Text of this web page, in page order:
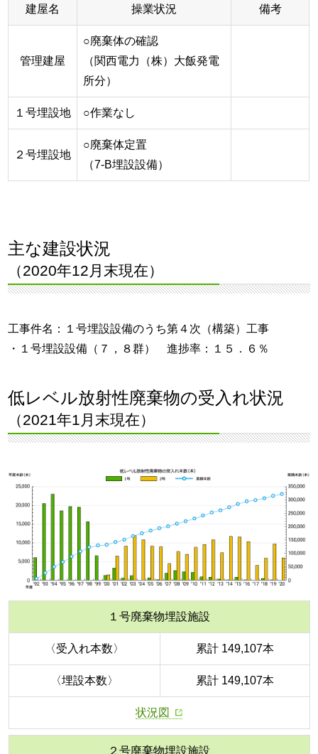
建屋名 操業状況 備考
管理建屋
○廃棄体の確認
（関西電力（株）大飯発電
所分）
１号埋設地 ○作業なし
２号埋設地
○廃棄体定置
（7-B埋設設備）
主な建設状況
（2020年12月末現在）
工事件名：１号埋設設備のうち第４次（構築）工事
・１号埋設設備（７，８群） 進捗率：１５．６％
低レベル放射性廃棄物の受入れ状況
（2021年1月末現在）
１号廃棄物埋設施設
〈受入れ本数〉 累計 149,107本
〈埋設本数〉 累計 149,107本
状況図
２号廃棄物埋設施設